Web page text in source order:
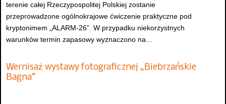
terenie całej Rzeczypospolitej Polskiej zostanie
przeprowadzone ogólnokrajowe ćwiczenie praktyczne pod
kryptonimem „ALARM-26”. W przypadku niekorzystnych
warunków termin zapasowy wyznaczono na...
Wernisaż wystawy fotograficznej „Biebrzańskie
Bagna”